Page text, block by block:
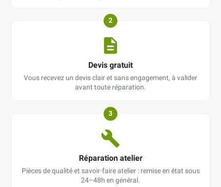
2
Devis gratuit
Vous recevez un devis clair et sans engagement, à valider
avant toute réparation.
3
Réparation atelier
Pièces de qualité et savoir-faire atelier : remise en état sous
24–48h en général.